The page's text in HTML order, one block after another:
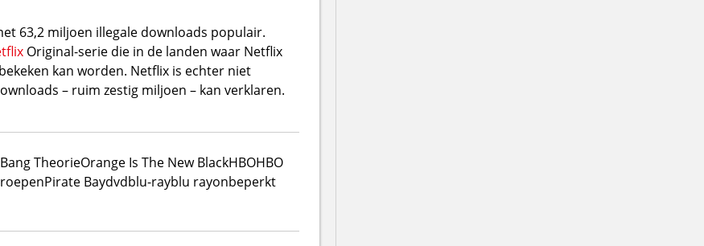
63,2 miljoen illegale downloads populair.
Original-serie die in de landen waar Netflix
kan worden. Netflix is echter niet
– ruim zestig miljoen – kan verklaren.
TheorieOrange Is The New BlackHBOHBO
Pirate Baydvdblu-rayblu rayonbeperkt